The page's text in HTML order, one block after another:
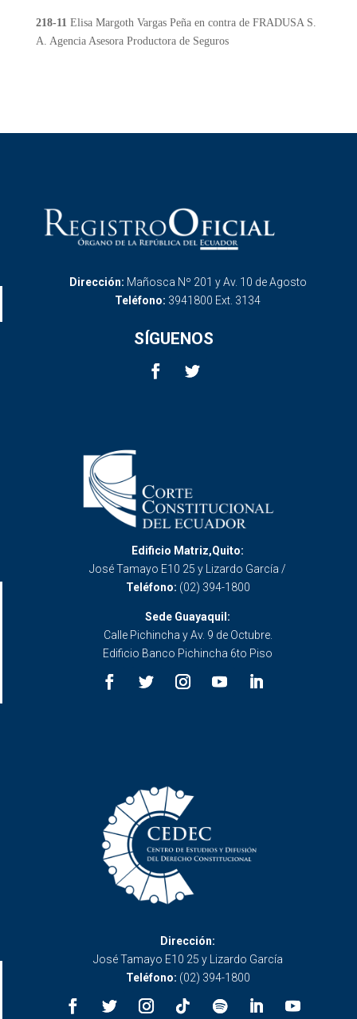
218-11Elisa Margoth Vargas Peña en contra de FRADUSA S.
A. Agencia Asesora Productora de Seguros
Dirección: Mañosca Nº 201 y Av. 10 de Agosto
Teléfono: 3941800 Ext. 3134
SÍGUENOS
Edificio Matriz,Quito:
José Tamayo E10 25 y Lizardo García /
Teléfono: (02) 394-1800
Sede Guayaquil:
Calle Pichincha y Av. 9 de Octubre.
Edificio Banco Pichincha 6to Piso
Dirección:
José Tamayo E10 25 y Lizardo García
Teléfono: (02) 394-1800